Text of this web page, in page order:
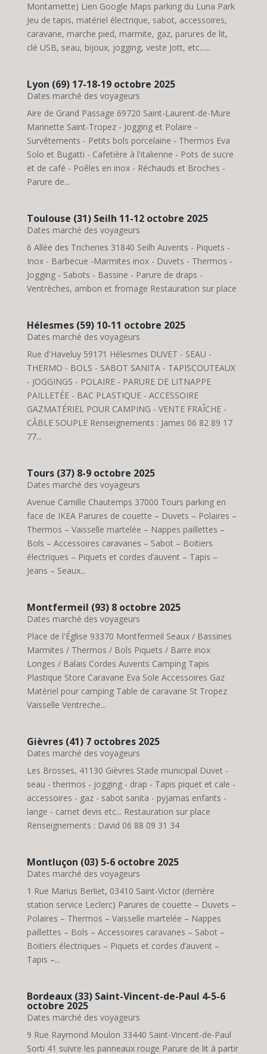
Montamette) Lien Google Maps parking du Luna Park
Jeu de tapis, matériel électrique, sabot, accessoires,
caravane, marche pied, marmite, gaz, parures de lit,
clé USB, seau, bijoux, jogging, veste Jott, etc......
Lyon (69) 17-18-19 octobre 2025
Dates marché des voyageurs
Aire de Grand Passage 69720 Saint-Laurent-de-Mure
Marinette Saint-Tropez - Jogging et Polaire -
Survêtements - Petits bols porcelaine - Thermos Eva
Solo et Bugatti - Cafetière à l'italienne - Pots de sucre
et de café - Poêles en inox - Réchauds et Broches -
Parure de...
Toulouse (31) Seilh 11-12 octobre 2025
Dates marché des voyageurs
6 Allée des Tricheries 31840 Seilh Auvents - Piquets -
Inox - Barbecue -Marmites inox - Duvets - Thermos -
Jogging - Sabots - Bassine - Parure de draps -
Ventrèches, ambon et fromage Restauration sur place
Hélesmes (59) 10-11 octobre 2025
Dates marché des voyageurs
Rue d'Haveluy 59171 Hélesmes DUVET - SEAU -
THERMO - BOLS - SABOT SANITA - TAPISCOUTEAUX
- JOGGINGS - POLAIRE - PARURE DE LITNAPPE
PAILLETÉE - BAC PLASTIQUE - ACCESSOIRE
GAZMATÉRIEL POUR CAMPING - VENTE FRAÎCHE -
CÂBLE SOUPLE Renseignements : James 06 82 89 17
77...
Tours (37) 8-9 octobre 2025
Dates marché des voyageurs
Avenue Camille Chautemps 37000 Tours parking en
face de IKEA Parures de couette – Duvets – Polaires –
Thermos – Vaisselle martelée – Nappes paillettes –
Bols – Accessoires caravanes – Sabot – Boitiers
électriques – Piquets et cordes d’auvent – Tapis –
Jeans – Seaux...
Montfermeil (93) 8 octobre 2025
Dates marché des voyageurs
Place de l'Église 93370 Montfermeil Seaux / Bassines
Marmites / Thermos / Bols Piquets / Barre inox
Longes / Balais Cordes Auvents Camping Tapis
Plastique Store Caravane Eva Sole Accessoires Gaz
Matériel pour camping Table de caravane St Tropez
Vaisselle Ventreche...
Gièvres (41) 7 octobres 2025
Dates marché des voyageurs
Les Brosses, 41130 Gièvres Stade municipal Duvet -
seau - thermos - jogging - drap - Tapis piquet et cale -
accessoires - gaz - sabot sanita - pyjamas enfants -
lange - carnet devis etc... Restauration sur place
Renseignements : David 06 88 09 31 34
Montluçon (03) 5-6 octobre 2025
Dates marché des voyageurs
1 Rue Marius Berliet, 03410 Saint-Victor (derrière
station service Leclerc) Parures de couette – Duvets –
Polaires – Thermos – Vaisselle martelée – Nappes
paillettes – Bols – Accessoires caravanes – Sabot –
Boitiers électriques – Piquets et cordes d’auvent –
Tapis –...
Bordeaux (33) Saint-Vincent-de-Paul 4-5-6
octobre 2025
Dates marché des voyageurs
9 Rue Raymond Moulon 33440 Saint-Vincent-de-Paul
Sorti 41 suivre les panneaux rouge Parure de lit à partir